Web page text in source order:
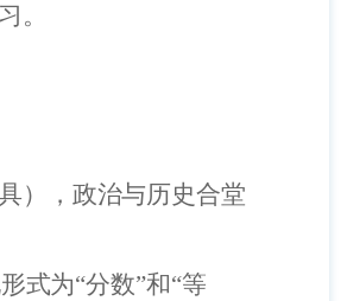
。
），政治与历史合堂
式为“分数”和“等